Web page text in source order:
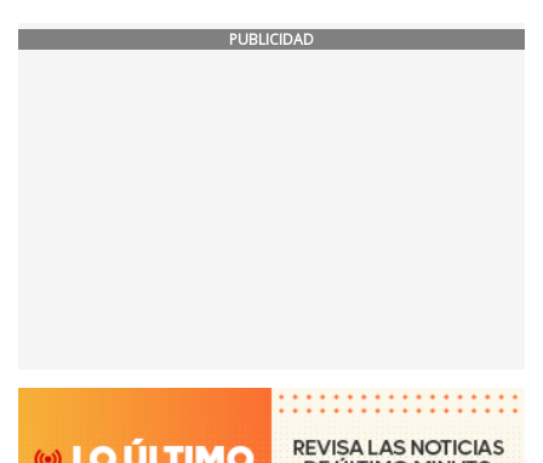
PUBLICIDAD